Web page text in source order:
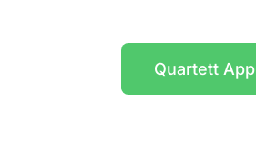
Quartett App